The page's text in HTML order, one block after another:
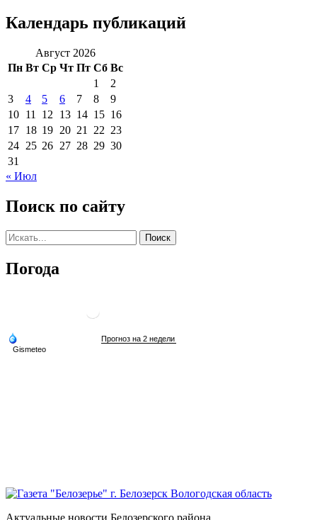
Календарь публикаций
Август 2026
Пн Вт Ср Чт Пт Сб Вс
1
2
3
4 5 6 7 8
9
10 11 12 13 14 15 16
17 18 19 20 21 22 23
24 25 26 27 28 29 30
31
« Июл
Поиск по сайту
Погода
Актуальные новости Белозерского района